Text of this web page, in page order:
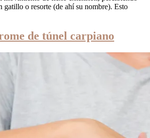
gatillo o resorte (de ahí su nombre). Esto
de túnel carpiano